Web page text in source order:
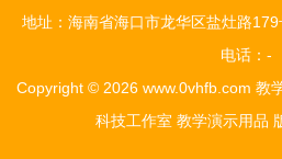
地址：海南省海口市龙华区盐灶路
电话：-
Copyright © 2026 www.0vhfb.com 教
科技工作室 教学演示用品